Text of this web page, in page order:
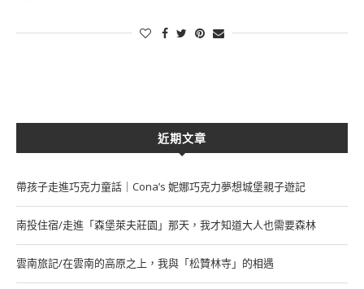
近期文章
帶孩子走進巧克力童話｜Cona’s 妮娜巧克力夢想城堡親子遊記
南投住宿/走進「森堡萊夫莊園」那天，我才知道大人也需要森林
雲南旅記/在雲南的高原之上，我與「松贊林寺」的相遇